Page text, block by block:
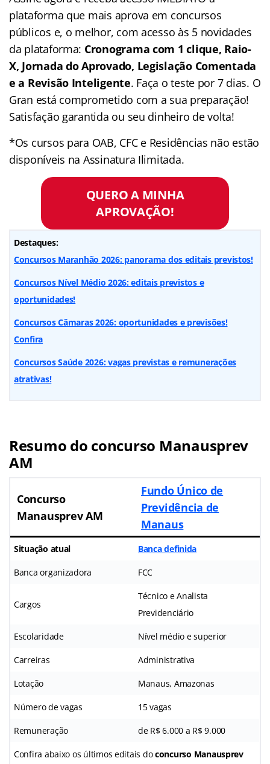
plataforma que mais aprova em concursos
públicos e, o melhor, com acesso às 5 novidades
da plataforma: Cronograma com 1 clique, Raio-
X, Jornada do Aprovado, Legislação Comentada
e a Revisão Inteligente. Faça o teste por 7 dias. O
Gran está comprometido com a sua preparação!
Satisfação garantida ou seu dinheiro de volta!
*Os cursos para OAB, CFC e Residências não estão
disponíveis na Assinatura Ilimitada.
QUERO A MINHA
APROVAÇÃO!
Destaques:
Concursos Maranhão 2026: panorama dos editais previstos!
Concursos Nível Médio 2026: editais previstos e
oportunidades!
Concursos Câmaras 2026: oportunidades e previsões!
Confira
Concursos Saúde 2026: vagas previstas e remunerações
atrativas!
Resumo do concurso Manausprev
AM
Concurso
Manausprev AM
Fundo Único de
Previdência de
Manaus
Situação atual Banca definida
Banca organizadora FCC
Cargos
Técnico e Analista
Previdenciário
Escolaridade Nível médio e superior
Carreiras Administrativa
Lotação Manaus, Amazonas
Número de vagas 15 vagas
Remuneração de R$ 6.000 a R$ 9.000
Confira abaixo os últimos editais doconcurso Manausprev